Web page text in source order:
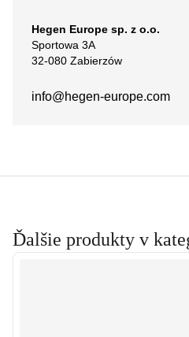
Hegen Europe sp. z o.o.
Sportowa 3A
32-080 Zabierzów
info@hegen-europe.com
Ďalšie produkty v